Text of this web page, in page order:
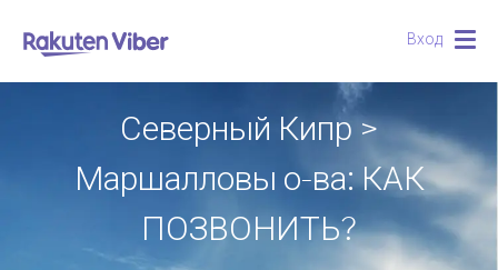
Вход
Северный Кипр >
Маршалловы о-ва: КАК
ПОЗВОНИТЬ?